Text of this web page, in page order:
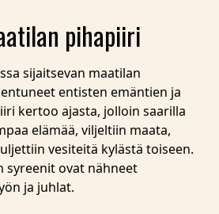
pihapiiri
sijaitsevan maatilan
entisten emäntien ja
kertoo ajasta, jolloin saarilla
elämää, viljeltiin maata,
vesiteitä kylästä toiseen.
syreenit ovat nähneet
ja juhlat.